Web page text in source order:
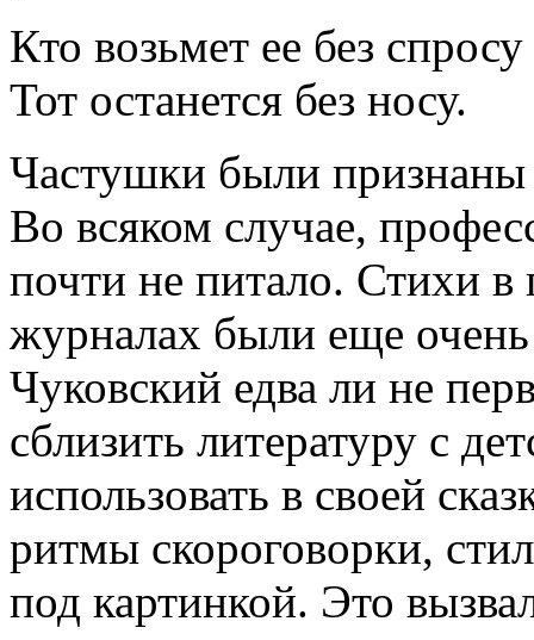
Кто возьмет ее без
Тот останется без носу.
Частушки были признаны
Во всяком случае,
почти не питало. Стихи
журналах были еще
Чуковский едва ли не
сблизить литературу с
использовать в своей
ритмы скороговорки,
под картинкой. Это